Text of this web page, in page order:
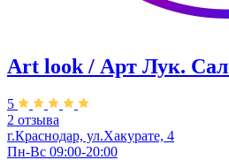
Art look / Арт Лук.
5
2 отзыва
г.Краснодар, ул.Хакурате, 4
Пн-Вс 09:00-20:00